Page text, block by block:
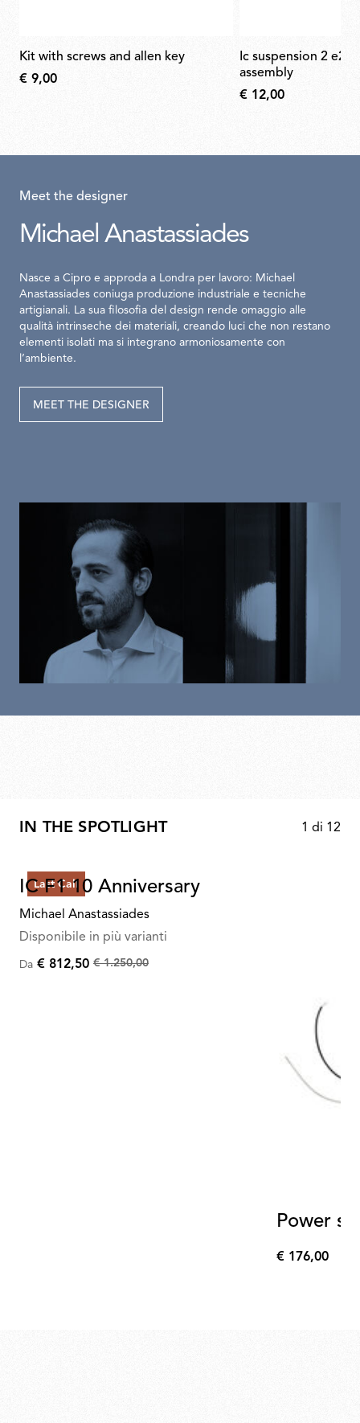
kit with screws and allen key
€ 9,00
ic suspension 2 e27 lamp holder
assembly
€ 12,00
Meet the designer
Michael Anastassiades
Nasce a Cipro e approda a Londra per lavoro: Michael
Anastassiades coniuga produzione industriale e tecniche
artigianali. La sua filosofia del design rende omaggio alle
qualità intrinseche dei materiali, creando luci che non restano
elementi isolati ma si integrano armoniosamente con
l’ambiente.
MEET THE DESIGNER
IN THE SPOTLIGHT 1 di 12
Last Call
IC F1 10 Anniversary
Michael Anastassiades
Disponibile in più varianti
Da
Da € 812,50 € 1.250,00
Power
€
€ 176,00